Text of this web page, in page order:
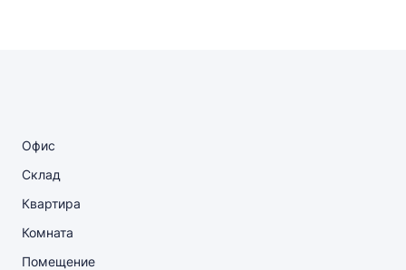
Офис
Склад
Квартира
Комната
Помещение